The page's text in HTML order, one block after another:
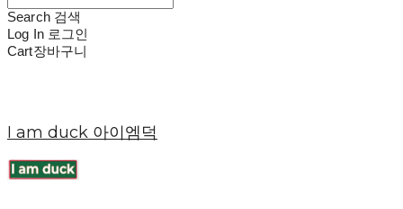
Search 검색
Log In 로그인
Cart장바구니
I am duck 아이엠덕